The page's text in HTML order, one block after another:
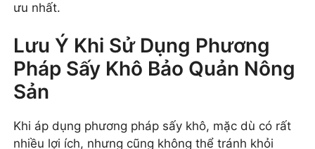
ưu nhất.
Lưu Ý Khi Sử Dụng Phương
Pháp Sấy Khô Bảo Quản Nông
Sản
Khi áp dụng phương pháp sấy khô, mặc dù có rất
nhiều lợi ích, nhưng cũng không thể tránh khỏi